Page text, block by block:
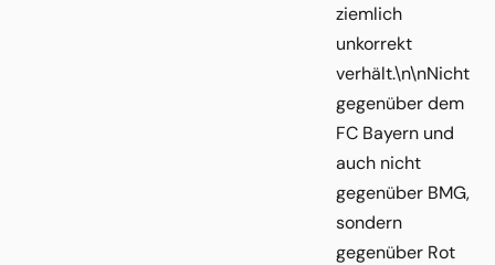
ziemlich
unkorrekt
verhält.\n\nNicht
gegenüber dem
FC Bayern und
auch nicht
gegenüber BMG,
sondern
gegenüber Rot